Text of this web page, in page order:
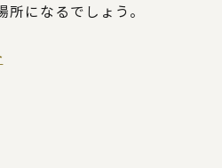
になるでしょう。